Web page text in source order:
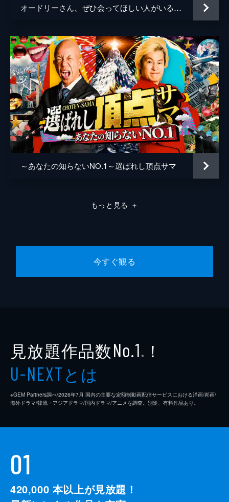
がる阪神電車沿線特集！
ルメ・商店街を覗き見。リポーター・糸井嘉
男のコメントもさえる。ゲストは、伊集院
光、ヤナギブソン(ザ・プラン9)など。
48分
#763 関西行列うどん店夢の共演SP
関西の行列ができるうどん店が夢の共演を果
たしたスペシャル企画。「うどん棒」、「ゆ
うすけ」、「山元麺蔵」、「がいな製麺所」
など、関西うどんの名店がずらり。ゲストは
伊集院光、月亭八光、萌々(爛々)。
48分
#764 豪邸・珍邸・すごい家！住んでる
住んでいるのか。好き過ぎて馬と暮らす
48分
#765 今年メガヒットした商品の裏側SP
#766 目のつけどころで大ヒットSP
落とし物を探せるサービス&神社仏閣のユニ
ークな御朱印など“ひらめき”で大ヒットした
ビジネスの裏側を覗き見。さらに、コスおに
いさんが教えてくれる神アプリも特集する。
ゲストは鈴木紗理奈、月亭八光など。
オードリーさん、ぜひ会ってほしい人がいるんです。
～あなたの知らないNO.1～選ばれし頂点サマ
もっと見る ＋
今すぐ観る
見放題作品数No.1 ※ ！
U-NEXTとは
※GEM Partners調べ/2026年7⽉ 国内の主要な定額制動画配信サービスにおける洋画/邦画/
海外ドラマ/韓流・アジアドラマ/国内ドラマ/アニメを調査。別途、有料作品あり。
01
420,000 本以上が見放題！